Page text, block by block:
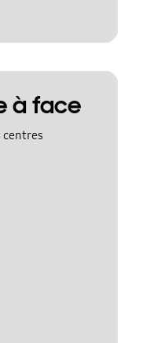
à face
centres